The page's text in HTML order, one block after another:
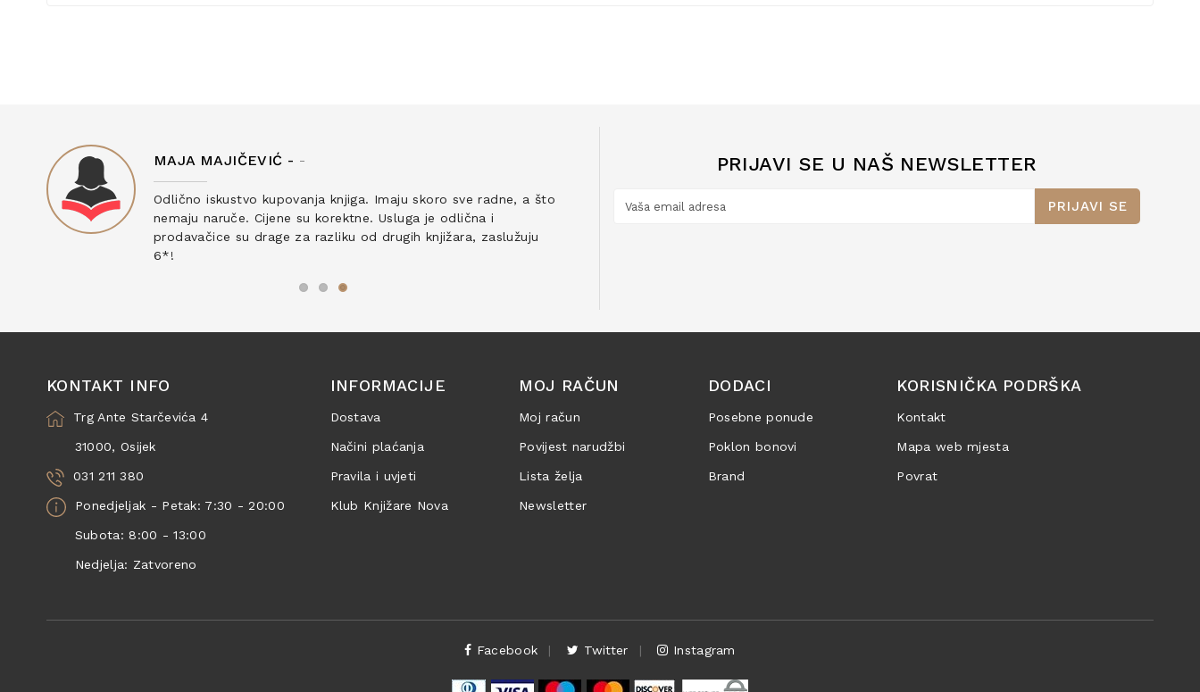
MAJA MAJIČEVIĆ - -
Odlično iskustvo kupovanja knjiga. Imaju skoro sve radne, a što
nemaju naruče. Cijene su korektne. Usluga je odlična i
prodavačice su drage za razliku od drugih knjižara, zaslužuju
6*!
PRIJAVI SE U NAŠ NEWSLETTER
PRIJAVI SE
KONTAKT INFO
Trg Ante Starčevića 4
31000, Osijek
031 211 380
Ponedjeljak - Petak: 7:30 - 20:00
Subota: 8:00 - 13:00
Nedjelja: Zatvoreno
INFORMACIJE
Dostava
Načini plaćanja
Pravila i uvjeti
Klub Knjižare Nova
MOJ RAČUN
Moj račun
Povijest narudžbi
Lista želja
Newsletter
DODACI
Posebne ponude
Poklon bonovi
Brand
KORISNIČKA PODRŠKA
Kontakt
Mapa web mjesta
Povrat
Facebook Twitter Instagram